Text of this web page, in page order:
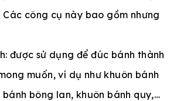
công cụ này bao gồm nhưng
được sử dụng để đúc bánh thành
muốn, ví dụ như khuôn bánh
bông lan, khuôn bánh quy,…